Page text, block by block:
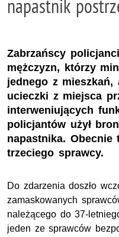
napastnik
Zabrzańscy
mężczyzn, którzy
jednego z
ucieczki z miejsca
interweniujących
policjantów użył
napastnika. Obecnie
trzeciego sprawcy.
Do zdarzenia doszło
zamaskowanych
należącego do 37-
jeden ze sprawców